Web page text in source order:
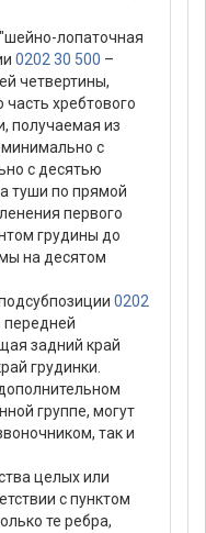
лопаточная
0202 30 500 –
четвертины,
хребтового
получаемая из
с
с десятью
туши по прямой
первого
грудины до
на десятом
0202
передней
задний край
грудинки.
группе, могут
так и
целых или
с пунктом
те ребра,